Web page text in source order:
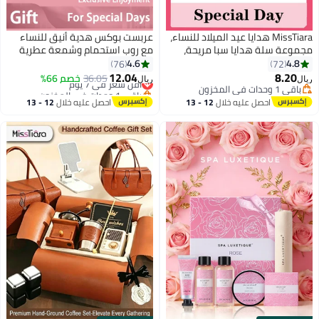
MissTiara هدايا عيد الميلاد للنساء،
مجموعة سلة هدايا سبا مريحة،
أفكار هدايا فريدة للنساء، هدايا للأم،
الأخت، أفضل صديقة، الزوجة، زميلة
العمل، المعلمة، الممرضة
4.8
72
ريال8.20
باقي 1 وحدات في المخزون
باقي 1 وحدات في المخزون احصل عليه خلال 12 - 13
عربست بوكس هدية أنيق للنساء
مع روب استحمام وشمعة عطرية
4.6
76
ريال12.04
36.05خصم 66% أقل سعر في 7 يوم
باقي 1 وحدات في المخزون
أقل سعر في 7 يوماحصل عليه خلال 12 - 13